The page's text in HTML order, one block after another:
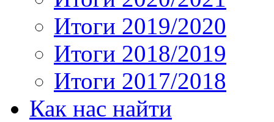
Итоги 2019/2020
Итоги 2018/2019
Итоги 2017/2018
Как нас найти